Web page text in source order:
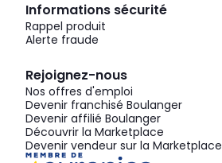
Informations sécurité
Rappel produit
Alerte fraude
Rejoignez-nous
Nos offres d'emploi
Devenir franchisé Boulanger
Devenir affilié Boulanger
Découvrir la Marketplace
Devenir vendeur sur la Marketplace